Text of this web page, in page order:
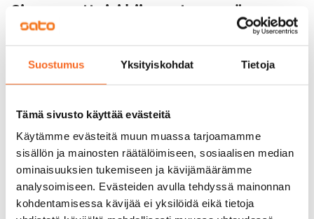
Suostumus Yksityiskohdat Tietoja
Tämä sivusto käyttää evästeitä
Käytämme evästeitä muun muassa tarjoamamme
sisällön ja mainosten räätälöimiseen, sosiaalisen median
ominaisuuksien tukemiseen ja kävijämäärämme
analysoimiseen. Evästeiden avulla tehdyssä mainonnan
kohdentamisessa kävijää ei yksilöidä eikä tietoja
Sinua saattaisi kiinnostaa myös
Helsinki, Etu-Töölö
42,5 m² · 1h+k
Vapautumassa 1.9.